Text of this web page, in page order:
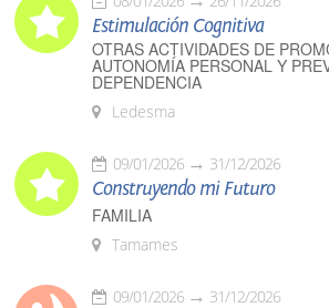
Estimulación Cognitiva
OTRAS ACTIVIDADES DE
AUTONOMÍA PERSONAL Y
DEPENDENCIA
Ledesma
09/01/2026 31/12/2026
Construyendo mi Futuro
FAMILIA
Tamames
09/01/2026 31/12/2026